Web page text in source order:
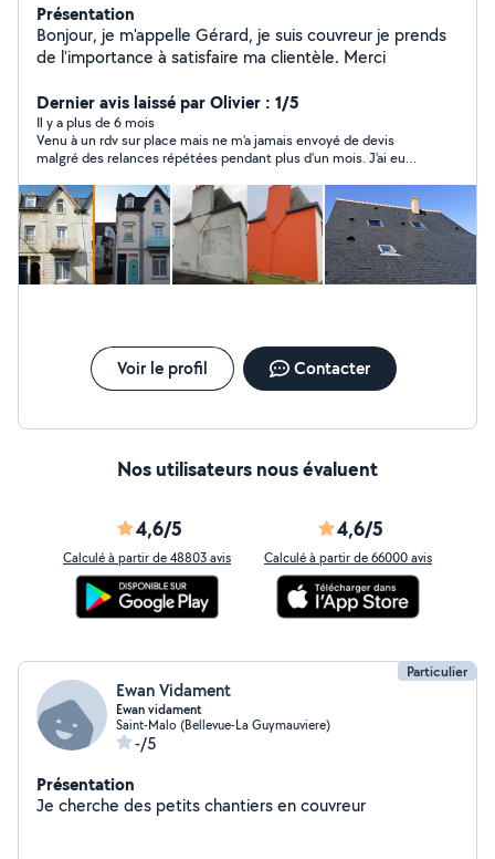
Présentation
Bonjour, je m'appelle Gérard, je suis couvreur je prends
de l'importance à satisfaire ma clientèle. Merci
Dernier avis laissé par Olivier : 1/5
Il y a plus de 6 mois
Venu à un rdv sur place mais ne m’a jamais envoyé de devis
malgré des relances répétées pendant plus d’un mois. J’ai eu
n’arrivera jamais…. Pas sérieux du tout. Ne perdez votre temps
avec ce pseudos artisan qui n’en a que le nom mais pas le
talent.. À éviter absolument s
Voir le profil Contacter
Nos utilisateurs nous évaluent
4,6/5
Calculé à partir de 48803 avis
4,6/5
Calculé à partir de 66000 avis
Particulier
Ewan Vidament
Ewan vidament
Saint-Malo (Bellevue-La Guymauviere)
-/5
Présentation
Je cherche des petits chantiers en couvreur